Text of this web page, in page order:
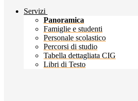
Servizi
Panoramica
Famiglie e studenti
Personale scolastico
Percorsi di studio
Tabella dettagliata CIG
Libri di Testo